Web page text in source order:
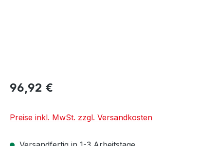
96,92 €
Preise inkl. MwSt. zzgl. Versandkosten